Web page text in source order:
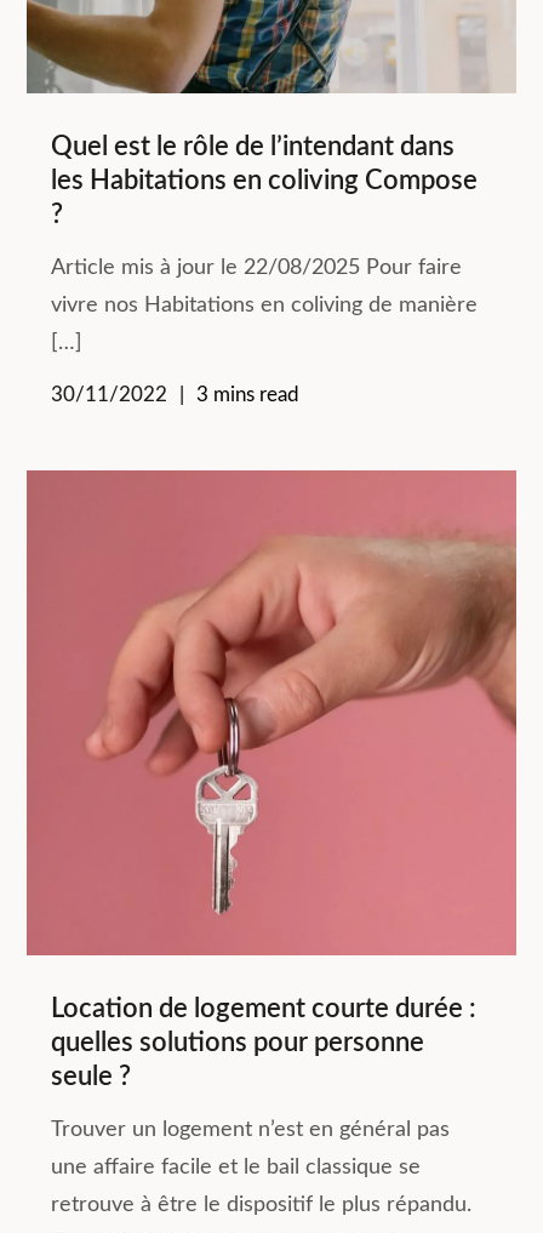
Quel est le rôle de l’intendant dans
les Habitations en coliving Compose
?
Article mis à jour le 22/08/2025 Pour faire
vivre nos Habitations en coliving de manière
[…]
30/11/2022 3 mins read
Location de logement courte durée :
quelles solutions pour personne
seule ?
Trouver un logement n’est en général pas
une affaire facile et le bail classique se
retrouve à être le dispositif le plus répandu.